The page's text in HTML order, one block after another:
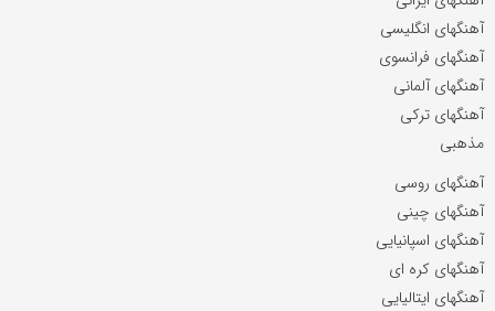
آهنگهای انگلیسی
آهنگهای فرانسوی
آهنگهای آلمانی
آهنگهای ترکی
مذهبی
آهنگهای روسی
آهنگهای چینی
آهنگهای اسپانیایی
آهنگهای کره ای
آهنگهای ایتالیایی